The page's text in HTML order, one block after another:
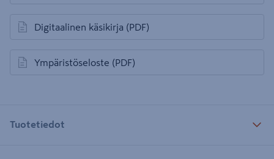
Digitaalinen käsikirja (PDF)
avautuu uuteen välilehteen
Ympäristöseloste (PDF)
avautuu uuteen välilehteen
Tuotetiedot